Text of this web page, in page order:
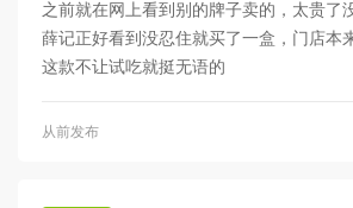
之前就在网上看到别的牌子卖的，太贵了
薛记正好看到没忍住就买了一盒，门店本
这款不让试吃就挺无语的
从前发布